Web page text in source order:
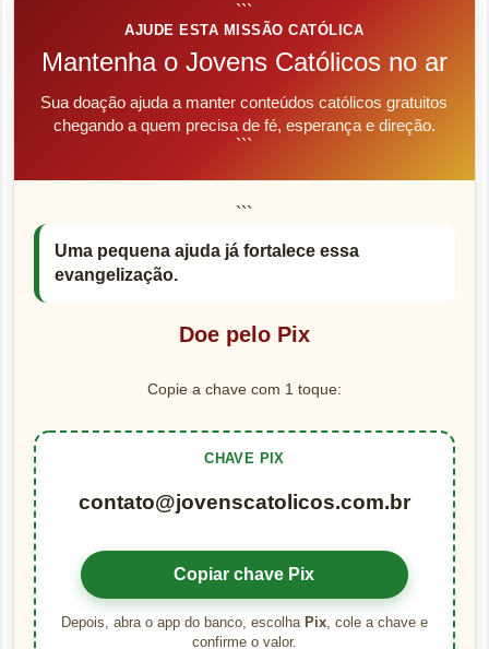
```
AJUDE ESTA MISSÃO CATÓLICA
Mantenha o Jovens Católicos no ar
Sua doação ajuda a manter conteúdos católicos gratuitos
chegando a quem precisa de fé, esperança e direção.
```
```
Uma pequena ajuda já fortalece essa
evangelização.
Doe pelo Pix
Copie a chave com 1 toque:
CHAVE PIX
contato@jovenscatolicos.com.br
Copiar chave Pix
Depois, abra o app do banco, escolha Pix, cole a chave e
confirme o valor.